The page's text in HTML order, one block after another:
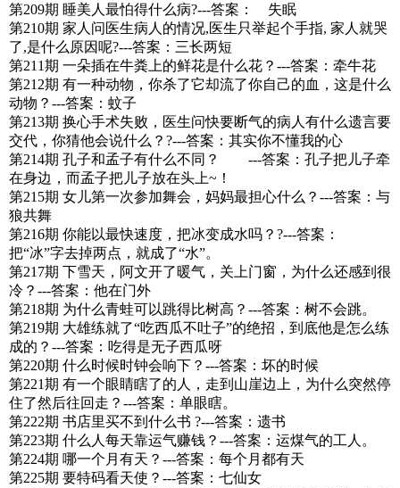
第209期 睡美人最怕得什么病?---答案： 失眠
第210期 家人问医生病人的情况,医生只举起个手指, 家人就哭
了,是什么原因呢?---答案：三长两短
第211期 一朵插在牛粪上的鲜花是什么花？---答案：牵牛花
第212期 有一种动物，你杀了它却流了你自己的血，这是什么
动物？---答案：蚊子
第213期 换心手术失败，医生问快要断气的病人有什么遗言要
交代，你猜他会说什么？?---答案：其实你不懂我的心
第214期 孔子和孟子有什么不同？ ---答案：孔子把儿子牵
在身边，而孟子把儿子放在头上~！
第215期 女儿第一次参加舞会，妈妈最担心什么？---答案：与
狼共舞
第216期 你能以最快速度，把冰变成水吗？?---答案：
把“冰”字去掉两点，就成了“水”。
第217期 下雪天，阿文开了暖气，关上门窗，为什么还感到很
冷？---答案：他在门外
第218期 为什么青蛙可以跳得比树高？---答案：树不会跳。
第219期 大雄练就了“吃西瓜不吐子”的绝招，到底他是怎么练
成的？---答案：吃得是无子西瓜呀
第220期 什么时候时钟会响下？---答案：坏的时候
第221期 有一个眼睛瞎了的人，走到山崖边上，为什么突然停
住了然后往回走？---答案：单眼瞎。
第222期 书店里买不到什么书 ?---答案：遗书
第223期 什么人每天靠运气赚钱？---答案：运煤气的工人。
第224期 哪一个月有天？---答案：每个月都有天
第225期 要特码看天使？---答案：七仙女